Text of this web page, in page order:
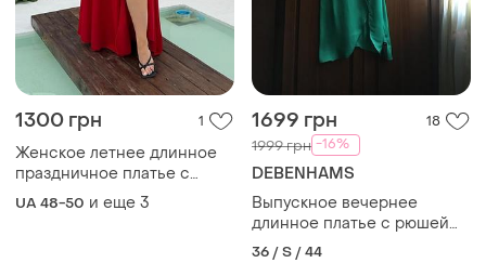
1300 грн 1
Женское летнее длинное
праздничное платье с
прядями на запах красная
UA 48-50 и еще 3
1699 грн 18
1999 грн -16%
DEBENHAMS
Выпускное вечернее
длинное платье с рюшей
на тонких брительках
36 / S / 44